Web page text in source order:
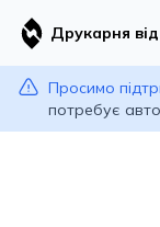
Друкарня
Просимо
потребує